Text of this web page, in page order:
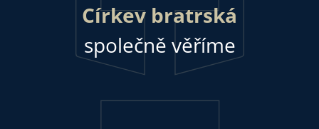
Církev bratrská
společně věříme